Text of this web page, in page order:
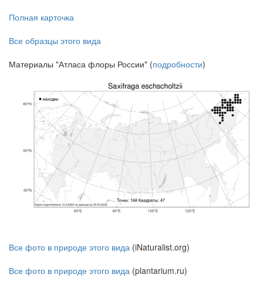
Полная карточка
Все образцы этого вида
Материалы "Атласа флоры России" (подробности)
Все фото в природе этого вида (iNaturalist.org)
Все фото в природе этого вида (plantarium.ru)